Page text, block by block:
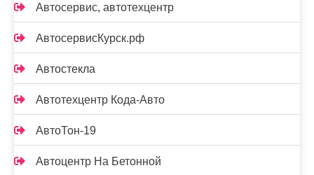
Автосервис, автотехцентр
АвтосервисКурск.рф
Автостекла
Автотехцентр Кода-Авто
АвтоТон-19
Автоцентр На Бетонной